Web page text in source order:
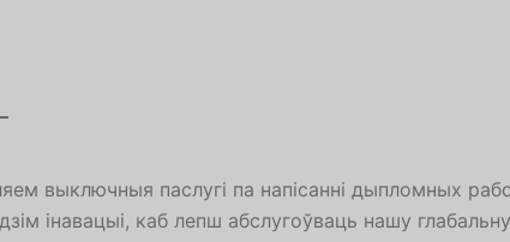
выключныя паслугі па напісанні дыпломных
інавацыі, каб лепш абслугоўваць нашу